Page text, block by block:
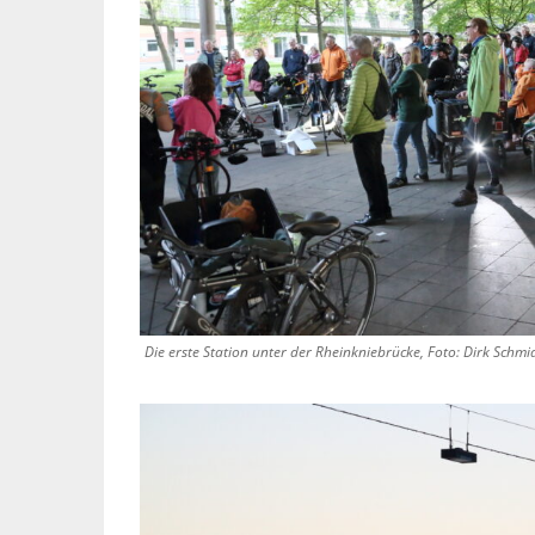
Die erste Station unter der Rheinkniebrücke, Foto: Dirk